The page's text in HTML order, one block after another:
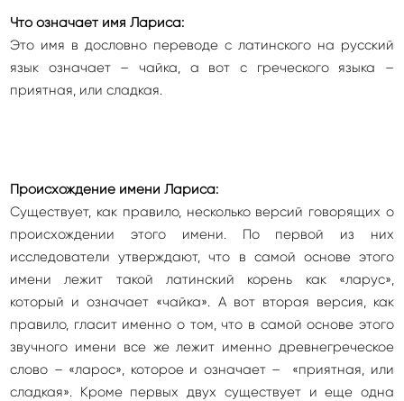
Что означает имя Лариса:
Это имя в дословно переводе с латинского на русский
язык означает – чайка, а вот с греческого языка –
приятная, или сладкая.
Происхождение имени Лариса:
Существует, как правило, несколько версий говорящих о
происхождении этого имени. По первой из них
исследователи утверждают, что в самой основе этого
имени лежит такой латинский корень как «ларус»,
который и означает «чайка». А вот вторая версия, как
правило, гласит именно о том, что в самой основе этого
звучного имени все же лежит именно древнегреческое
слово – «ларос», которое и означает – «приятная, или
сладкая». Кроме первых двух существует и еще одна